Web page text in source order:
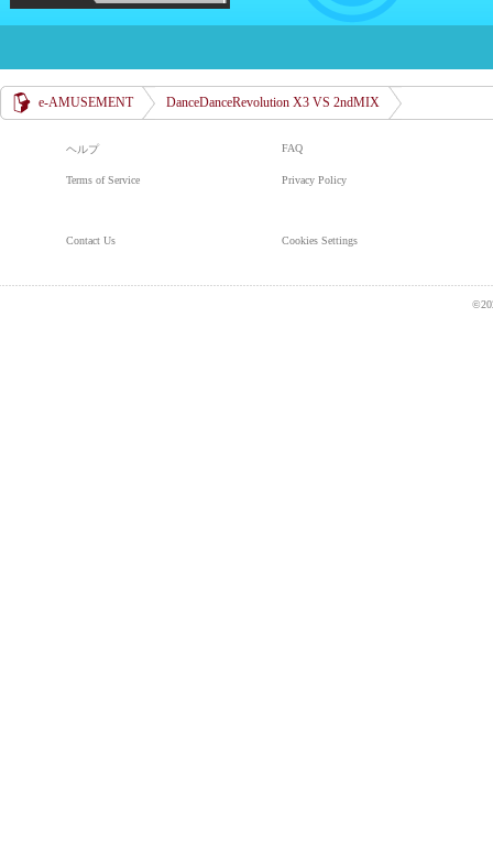
e-AMUSEMENT DanceDanceRevolution X3 VS 2ndMIX
ヘルプ FAQ
Terms of Service Privacy Policy
Contact Us Cookies Settings